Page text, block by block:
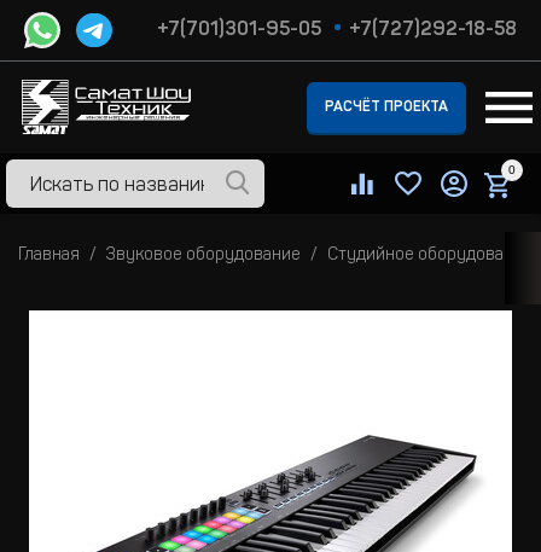
+7(701)301-95-05 +7(727)292-18-58
РАСЧЁТ ПРОЕКТА
0
Главная Звуковое оборудование Студийное оборудование